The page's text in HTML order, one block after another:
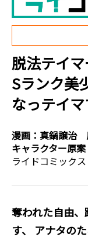
脱法テイ
Sランク美
なっテイ
漫画： 真鍋譲治
キャラクター原案
ライドコミックス
奪われた自由
す、 アナタのた